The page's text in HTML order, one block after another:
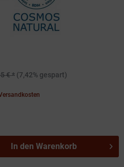
€ * (7,42% gespart)
In den Warenkorb